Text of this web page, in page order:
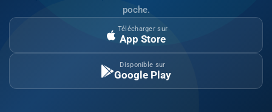
poche.
Télécharger sur
App Store
Disponible sur
Google Play